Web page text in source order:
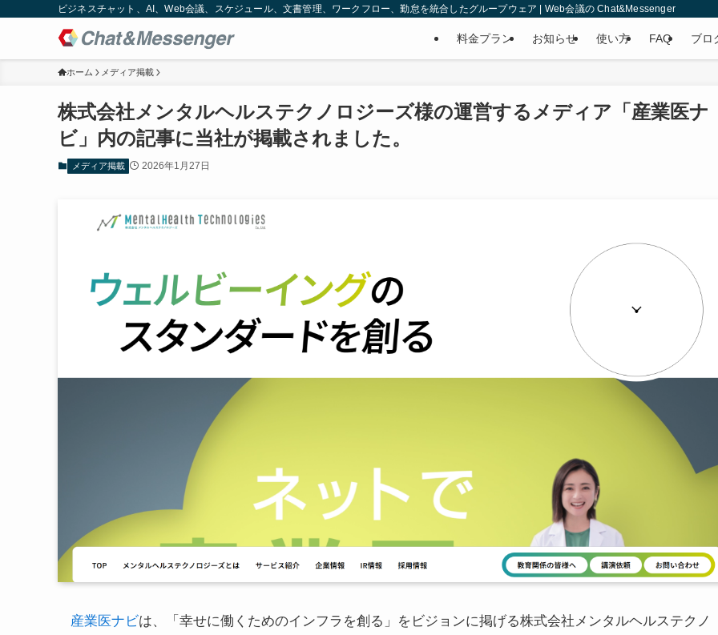
ビジネスチャット、AI、Web会議、スケジュール、文書管理、ワークフロー、勤怠を統合したグループウェア | Web会議の Chat&Messenger
料金プラン お知らせ 使い方 FAQ ブロ
ホーム メディア掲載
株式会社メンタルヘルステクノロジーズ様の運営するメディア「産業医ナ
ビ」内の記事に当社が掲載されました。
メディア掲載 2026年1月27日
産業医ナビは、「幸せに働くためのインフラを創る」をビジョンに掲げる株式会社メンタルヘルステクノ